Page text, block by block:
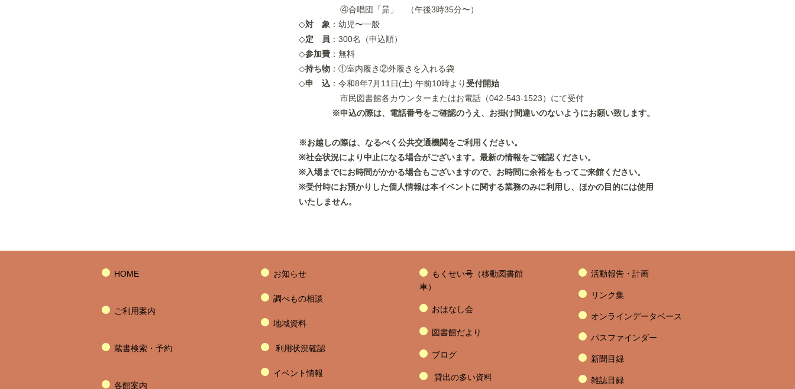
④合唱団「昴」 （午後3時35分〜）
◇対 象 ：幼児〜一般
◇定 員 ：300名（申込順）
◇参加費 ：無料
◇持ち物 ：①室内履き②外履きを入れる袋
◇申 込 ：令和8年7月11日(土) 午前10時より受付開始
市民図書館各カウンターまたはお電話（042-543-1523）にて受付
※申込の際は、電話番号をご確認のうえ、お掛け間違いのないようにお願い致します。
※お越しの際は、なるべく公共交通機関をご利用ください。
※社会状況により中止になる場合がございます。最新の情報をご確認ください。
※入場までにお時間がかかる場合もございますので、お時間に余裕をもってご来館ください。
※受付時にお預かりした個人情報は本イベントに関する業務のみに利用し、ほかの目的には使用
いたしません。
HOME
ご利用案内
蔵書検索・予約
各館案内
お知らせ
調べもの相談
地域資料
利用状況確認
イベント情報
もくせい号（移動図書館
車）
おはなし会
図書館だより
ブログ
貸出の多い資料
活動報告・計画
リンク集
オンラインデータベース
パスファインダー
新聞目録
雑誌目録